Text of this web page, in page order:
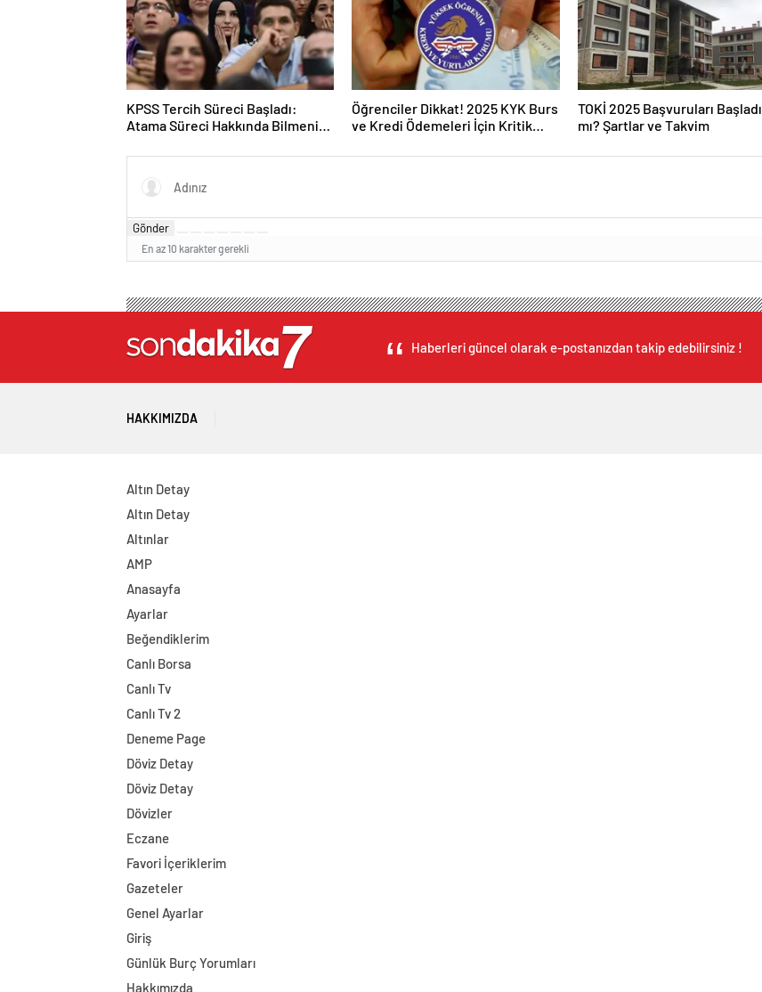
KPSS Tercih Süreci Başladı:
Atama Süreci Hakkında Bilmeniz
Öğrenciler Dikkat! 2025 KYK Burs
ve Kredi Ödemeleri İçin Kritik
TOKİ 2025 Başvuruları Başladı
mı? Şartlar ve Takvim
Gönder
En az 10 karakter gerekli
Haberleri güncel olarak e-postanızdan takip edebilirsiniz !
HAKKIMIZDA
Altın Detay
Altın Detay
Altınlar
AMP
Anasayfa
Ayarlar
Beğendiklerim
Canlı Borsa
Canlı Tv
Canlı Tv 2
Deneme Page
Döviz Detay
Döviz Detay
Dövizler
Eczane
Favori İçeriklerim
Gazeteler
Genel Ayarlar
Giriş
Günlük Burç Yorumları
Hakkımızda